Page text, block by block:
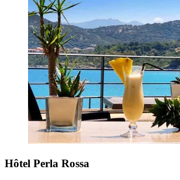
Hôtel Perla Rossa